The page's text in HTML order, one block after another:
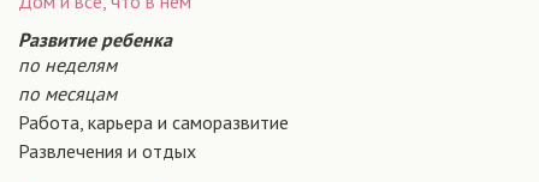
Развитие ребенка
по неделям
по месяцам
Работа, карьера и саморазвитие
Развлечения и отдых